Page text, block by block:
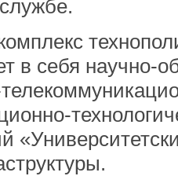
в себя научно-